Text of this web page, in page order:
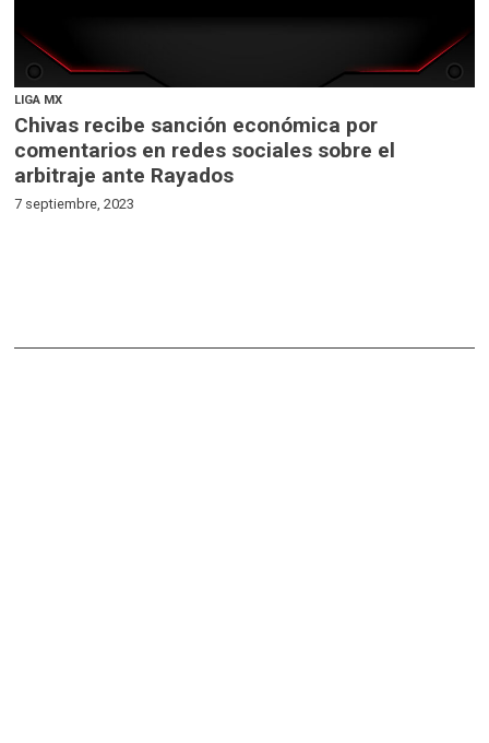
LIGA MX
Chivas recibe sanción económica por
comentarios en redes sociales sobre el
arbitraje ante Rayados
7 septiembre, 2023